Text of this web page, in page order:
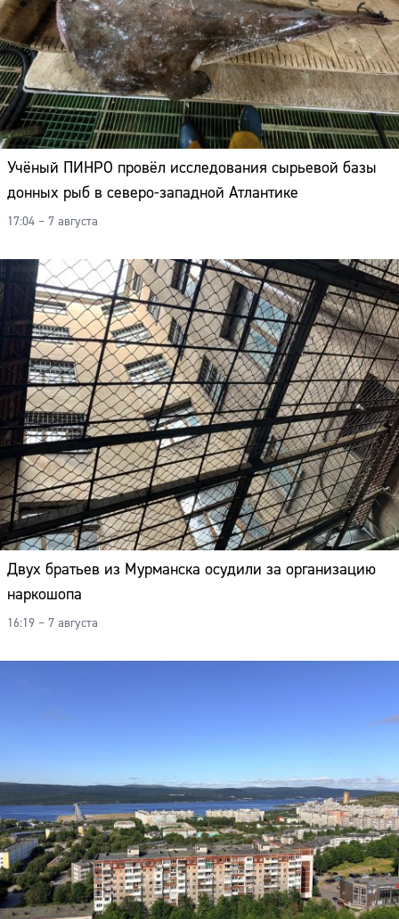
Учёный ПИНРО провёл исследования сырьевой базы
донных рыб в северо-западной Атлантике
17:04 – 7 августа
Двух братьев из Мурманска осудили за организацию
наркошопа
16:19 – 7 августа